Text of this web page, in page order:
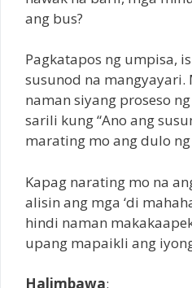
ang bus?
Pagkatapos ng umpisa,
susunod na
naman siyang proseso
sarili kung “Ano ang
marating mo ang dulo
Kapag narating mo na
alisin ang mga ‘di
hindi naman
upang mapaikli ang
Halimbawa: